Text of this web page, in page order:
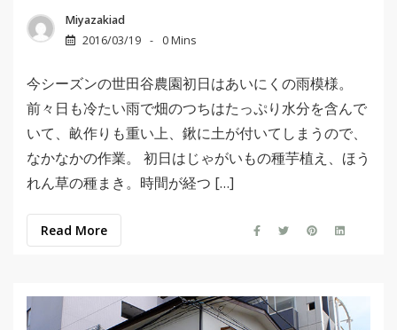
Miyazakiad
2016/03/19
0 Mins
今シーズンの世田谷農園初日はあいにくの雨模様。
前々日も冷たい雨で畑のつちはたっぷり水分を含んで
いて、畝作りも重い上、鍬に土が付いてしまうので、
なかなかの作業。 初日はじゃがいもの種芋植え、ほう
れん草の種まき。時間が経つ […]
Read More